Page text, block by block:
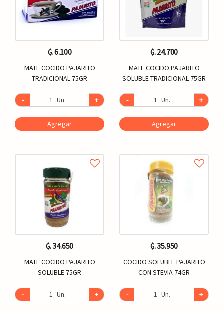
₲. 6.100
MATE COCIDO PAJARITO
TRADICIONAL 75GR
- Un. +
Agregar
₲. 34.650
MATE COCIDO PAJARITO
SOLUBLE 75GR
- Un. +
₲. 24.700
MATE COCIDO PAJARITO
SOLUBLE TRADICIONAL 75GR
- Un. +
Agregar
₲. 35.950
COCIDO SOLUBLE PAJARITO
CON STEVIA 74GR
- Un. +